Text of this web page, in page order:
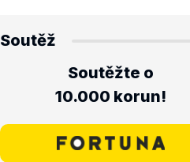
Soutěž
Soutěžte o
10.000 korun!